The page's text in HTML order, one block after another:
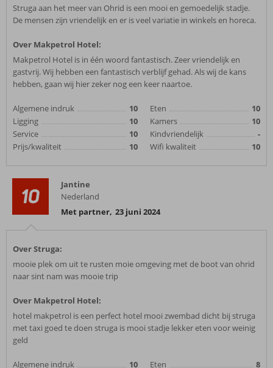
Struga aan het meer van Ohrid is een mooi en gemoedelijk stadje.
De mensen zijn vriendelijk en er is veel variatie in winkels en horeca.
Over Makpetrol Hotel:
Makpetrol Hotel is in één woord fantastisch. Zeer vriendelijk en
gastvrij. Wij hebben een fantastisch verblijf gehad. Als wij de kans
hebben, gaan wij hier zeker nog een keer naartoe.
Algemene indruk
10
Ligging
10
Service
10
Prijs/kwaliteit
10
Eten
10
Kamers
10
Kindvriendelijk
-
Wifi kwaliteit
10
10
Jantine
Nederland
Met partner, 23 juni 2024
Over Struga:
mooie plek om uit te rusten moie omgeving met de boot van ohrid
naar sint nam was mooie trip
Over Makpetrol Hotel:
hotel makpetrol is een perfect hotel mooi zwembad dicht bij struga
met taxi goed te doen struga is mooi stadje lekker eten voor weinig
geld
Algemene indruk 10 Eten 8